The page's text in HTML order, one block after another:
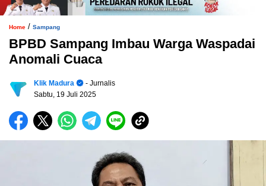
Home / Sampang
BPBD Sampang Imbau Warga Waspadai
Anomali Cuaca
Klik Madura
- Jurnalis
Sabtu, 19 Juli 2025